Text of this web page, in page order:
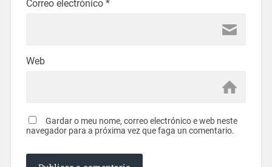
Correo electrónico *
Web
Gardar o meu nome, correo electrónico e web neste
navegador para a próxima vez que faga un comentario.